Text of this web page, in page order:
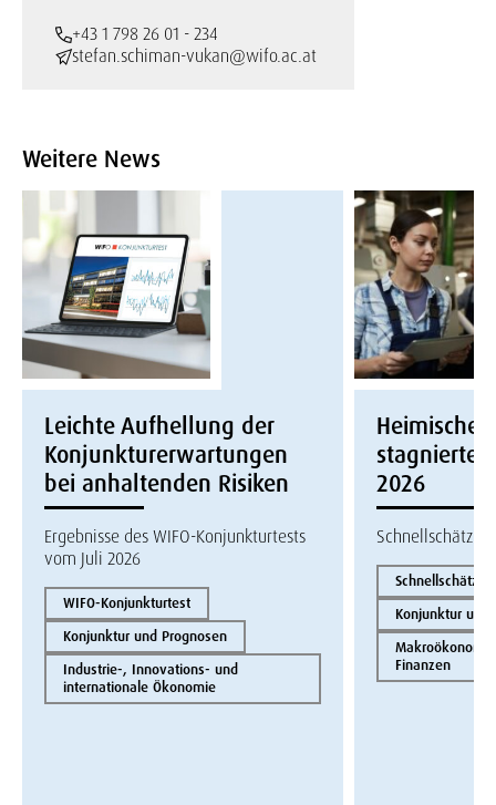
+43 1 798 26 01 - 234
stefan.schiman-vukan@wifo.ac.at
Weitere News
Leichte Aufhellung der
Konjunkturerwartungen
bei anhaltenden Risiken
Ergebnisse des WIFO-Konjunkturtests
vom Juli 2026
WIFO-Konjunkturtest
Konjunktur und Prognosen
Industrie-, Innovations- und
internationale Ökonomie
Heimische
stagnierte
2026
Konjunktur und
Finanzen